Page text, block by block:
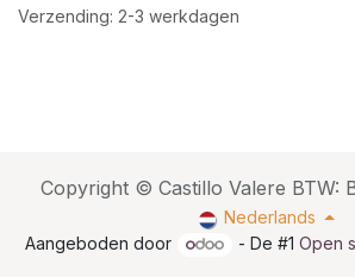
Verzending: 2-3 werkdagen
Copyright © Castillo Valere BTW:
Nederlands
Aangeboden door
- De #1Open